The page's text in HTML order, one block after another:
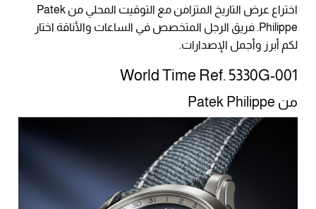
اختراع عرض التاريخ المتزامن مع التوقيت المحلي من Patek
Philippe. فريق الرجل المتخصص في الساعات والأناقة اختار
لكم أبرز وأجمل الإصدارات.
World Time Ref. 5330G-001
من Patek Philippe